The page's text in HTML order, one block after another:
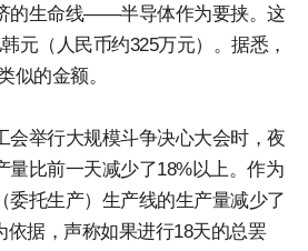
的生命线——半导体作为要挟。这
元（人民币约325万元）。据悉，
似的金额。
会举行大规模斗争决心大会时，夜
量比前一天减少了18%以上。作为
委托生产）生产线的生产量减少了
依据，声称如果进行18天的总罢